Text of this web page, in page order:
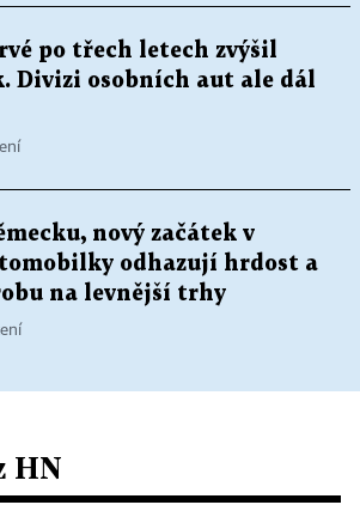
po třech letech zvýšil
Divizi osobních aut ale dál
nový začátek v
odhazují hrdost a
na levnější trhy
HN